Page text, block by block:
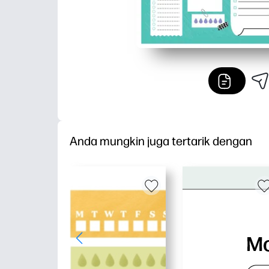
Anda mungkin juga tertarik dengan